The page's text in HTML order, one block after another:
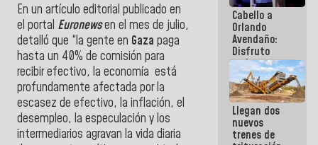
En un artículo editorial publicado en
el portal Euronewsen el mes de julio,
detalló que “la gente en Gaza paga
hasta un 40% de comisión para
recibir efectivo, la economía está
profundamente afectada por la
escasez de efectivo, la inflación, el
desempleo, la especulación y los
intermediarios agravan la vida diaria
Cabello a
Orlando
Avendaño:
Disfruto
cada vez
que escribes
porque lo
que haces
es
embarrarla
Llegan dos
nuevos
trenes de